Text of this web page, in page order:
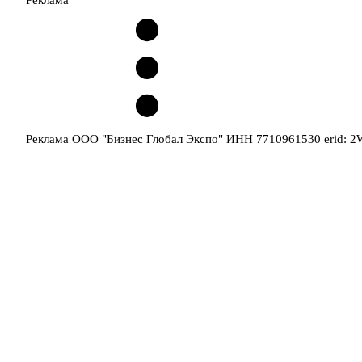
Реклама ООО "Бизнес Глобал Экспо" ИНН 7710961530 erid: